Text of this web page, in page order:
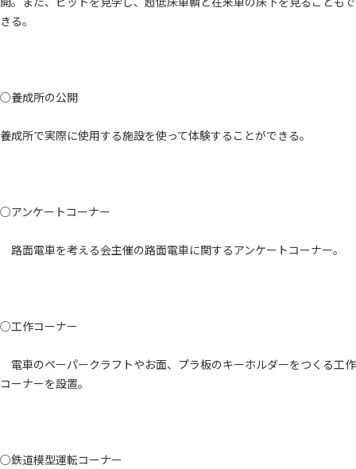
きる。
○養成所の公開
養成所で実際に使用する施設を使って体験することができる。
○アンケートコーナー
路面電車を考える会主催の路面電車に関するアンケートコーナー。
○工作コーナー
電車のペーパークラフトやお面、プラ板のキーホルダーをつくる工作
コーナーを設置。
○鉄道模型運転コーナー